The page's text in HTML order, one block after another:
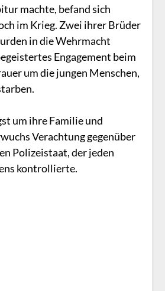
machte, befand sich
im Krieg. Zwei ihrer Brüder
in die Wehrmacht
Engagement beim
um die jungen Menschen,
um ihre Familie und
Verachtung gegenüber
Polizeistaat, der jeden
kontrollierte.